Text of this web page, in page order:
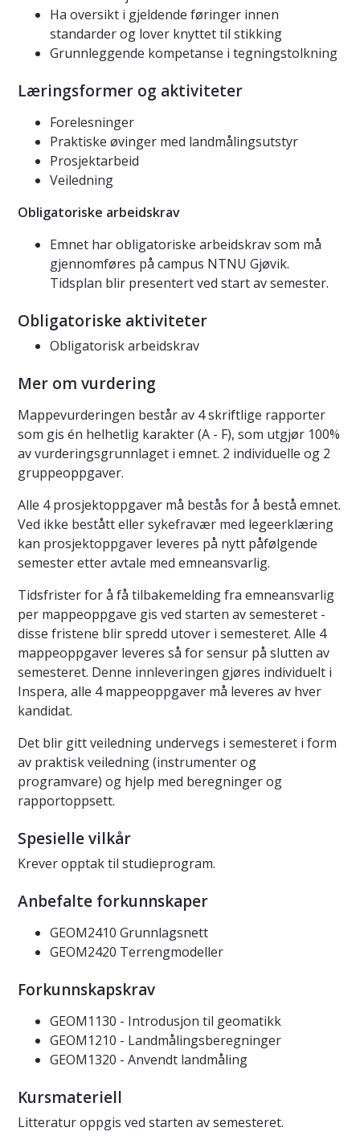
Ha oversikt i gjeldende føringer innen
standarder og lover knyttet til stikking
Grunnleggende kompetanse i tegningstolkning
Læringsformer og aktiviteter
Forelesninger
Praktiske øvinger med landmålingsutstyr
Prosjektarbeid
Veiledning
Obligatoriske arbeidskrav
Emnet har obligatoriske arbeidskrav som må
gjennomføres på campus NTNU Gjøvik.
Tidsplan blir presentert ved start av semester.
Obligatoriske aktiviteter
Obligatorisk arbeidskrav
Mer om vurdering
Mappevurderingen består av 4 skriftlige rapporter
som gis én helhetlig karakter (A - F), som utgjør 100%
av vurderingsgrunnlaget i emnet. 2 individuelle og 2
gruppeoppgaver.
Alle 4 prosjektoppgaver må bestås for å bestå emnet.
Ved ikke bestått eller sykefravær med legeerklæring
kan prosjektoppgaver leveres på nytt påfølgende
semester etter avtale med emneansvarlig.
Tidsfrister for å få tilbakemelding fra emneansvarlig
per mappeoppgave gis ved starten av semesteret -
disse fristene blir spredd utover i semesteret. Alle 4
mappeoppgaver leveres så for sensur på slutten av
semesteret. Denne innleveringen gjøres individuelt i
Inspera, alle 4 mappeoppgaver må leveres av hver
kandidat.
Det blir gitt veiledning undervegs i semesteret i form
av praktisk veiledning (instrumenter og
programvare) og hjelp med beregninger og
rapportoppsett.
Spesielle vilkår
Krever opptak til studieprogram.
Anbefalte forkunnskaper
GEOM2410 Grunnlagsnett
GEOM2420 Terrengmodeller
Forkunnskapskrav
GEOM1130 - Introdusjon til geomatikk
GEOM1210 - Landmålingsberegninger
GEOM1320 - Anvendt landmåling
Kursmateriell
Litteratur oppgis ved starten av semesteret.